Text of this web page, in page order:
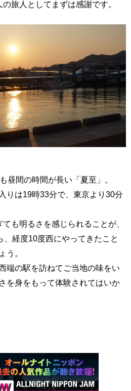
旅人としてまずは感謝です。
昼間の時間が長い「夏至」。
りは19時33分で、東京より30分
も明るさを感じられることが、
経度10度西にやってきたこと
う。
端の駅を訪ねてご当地の味をい
を身をもって体験されてはいか